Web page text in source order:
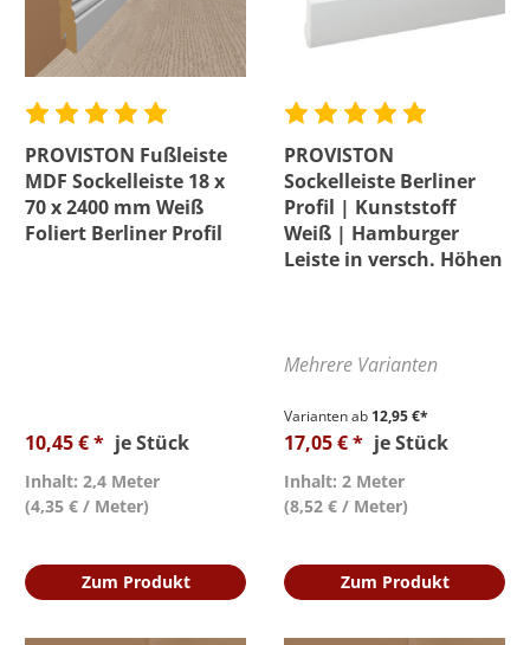
Eigenschaft
Farbe
Höhe
Wasserfest
PROVISTON Fußleiste
MDF Sockelleiste 18 x
70 x 2400 mm Weiß
Foliert Berliner Profil
10,45 € * je Stück
Inhalt: 2,4 Meter
(4,35 € / Meter)
Zum Produkt
PROVISTON
Sockelleiste Berliner
Profil | Kunststoff
Weiß | Hamburger
Leiste in versch. Höhen
Mehrere Varianten
Varianten ab 12,95 €*
17,05 € * je Stück
Inhalt: 2 Meter
(8,52 € / Meter)
Zum Produkt